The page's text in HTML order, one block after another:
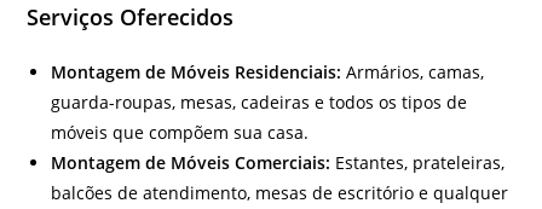
Serviços Oferecidos
Montagem de Móveis Residenciais: Armários, camas,
guarda-roupas, mesas, cadeiras e todos os tipos de
móveis que compõem sua casa.
Montagem de Móveis Comerciais: Estantes, prateleiras,
balcões de atendimento, mesas de escritório e qualquer